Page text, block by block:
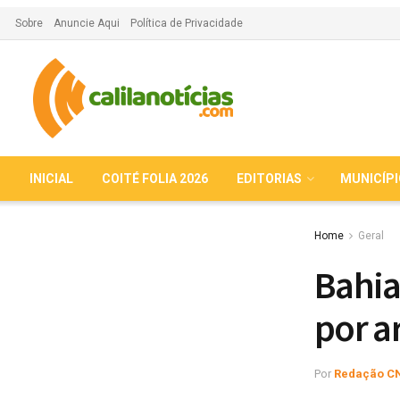
Sobre Anuncie Aqui Política de Privacidade
INICIAL COITÉ FOLIA 2026 EDITORIAS
Home Geral
por
Por Redação